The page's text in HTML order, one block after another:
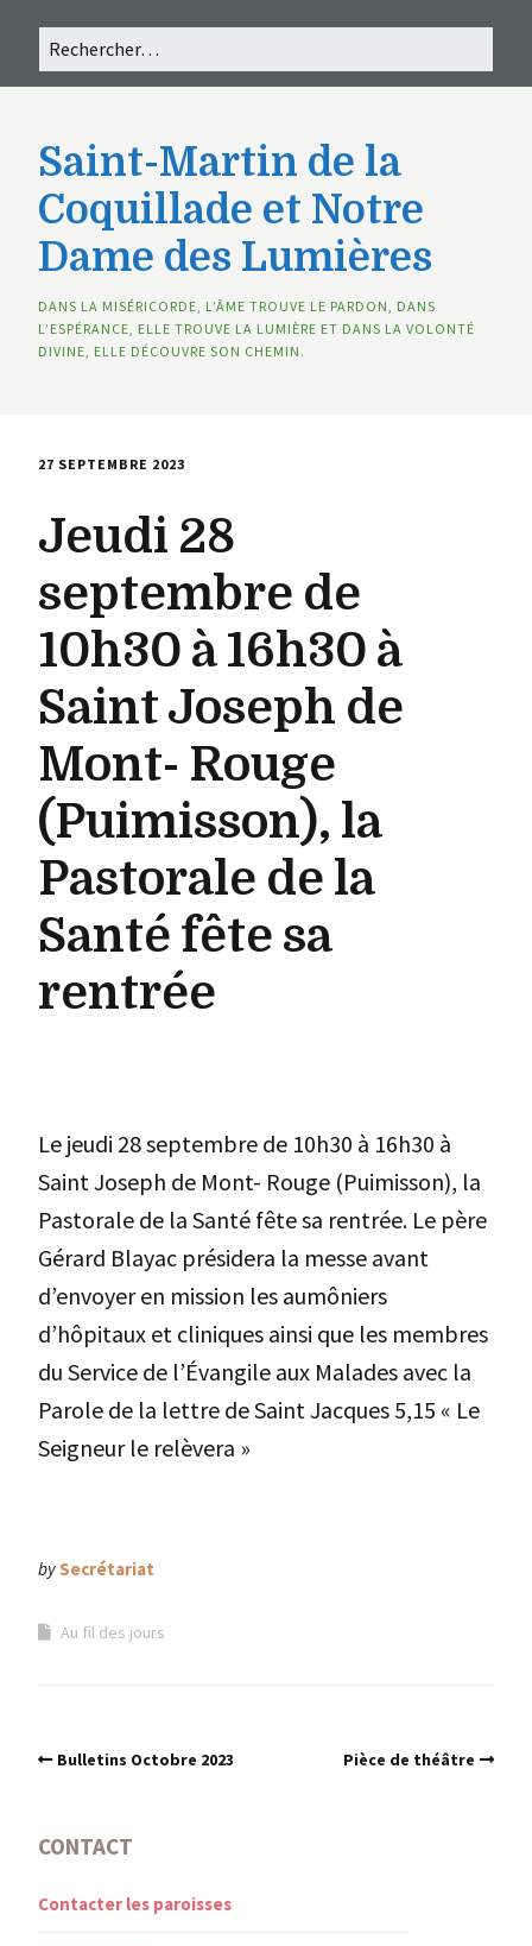
Saint-Martin de la
Coquillade et Notre
Dame des Lumières
DANS LA MISÉRICORDE, L’ÂME TROUVE LE PARDON, DANS
L’ESPÉRANCE, ELLE TROUVE LA LUMIÈRE ET DANS LA VOLONTÉ
DIVINE, ELLE DÉCOUVRE SON CHEMIN.
27 SEPTEMBRE 2023
Jeudi 28
septembre de
10h30 à 16h30 à
Saint Joseph de
Mont- Rouge
(Puimisson), la
Pastorale de la
Santé fête sa
rentrée
Le jeudi 28 septembre de 10h30 à 16h30 à
Saint Joseph de Mont- Rouge (Puimisson), la
Pastorale de la Santé fête sa rentrée. Le père
Gérard Blayac présidera la messe avant
d’envoyer en mission les aumôniers
d’hôpitaux et cliniques ainsi que les membres
du Service de l’Évangile aux Malades avec la
Parole de la lettre de Saint Jacques 5,15 « Le
Seigneur le relèvera »
bySecrétariat
Au fil des jours
Bulletins Octobre 2023 Pièce de théâtre
CONTACT
Contacter les paroisses